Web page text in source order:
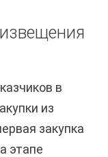
в
из
закупка
этапе